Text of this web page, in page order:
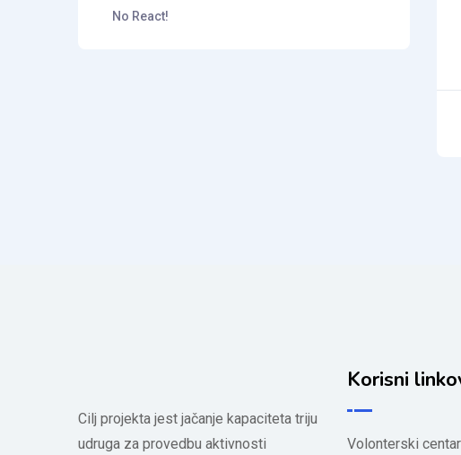
No React!
Cilj projekta jest jačanje kapaciteta triju
udruga za provedbu aktivnosti
Korisni
Volonterski centar